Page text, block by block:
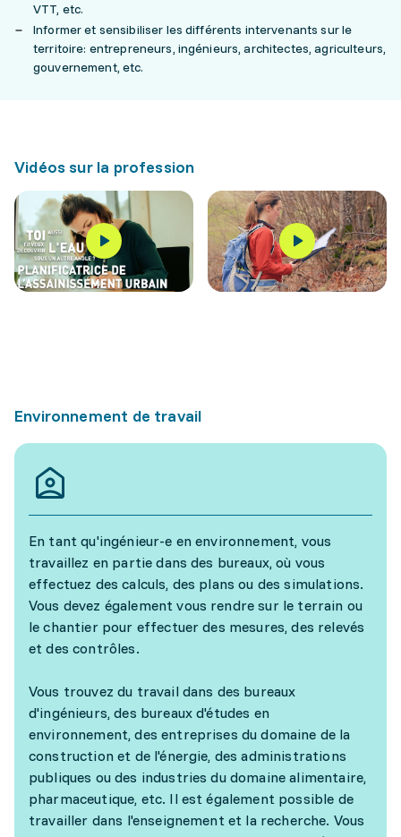
VTT, etc.
Informer et sensibiliser les différents intervenants sur le
territoire: entrepreneurs, ingénieurs, architectes, agriculteurs,
gouvernement, etc.
Vidéos sur la profession
Environnement de travail
En tant qu'ingénieur-e en environnement, vous
travaillez en partie dans des bureaux, où vous
effectuez des calculs, des plans ou des simulations.
Vous devez également vous rendre sur le terrain ou
le chantier pour effectuer des mesures, des relevés
et des contrôles.
Vous trouvez du travail dans des bureaux
d'ingénieurs, des bureaux d'études en
environnement, des entreprises du domaine de la
construction et de l'énergie, des administrations
publiques ou des industries du domaine alimentaire,
pharmaceutique, etc. Il est également possible de
travailler dans l'enseignement et la recherche. Vous